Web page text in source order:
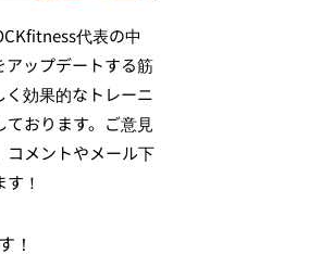
代表の中
アップデートする筋
く効果的なトレーニ
ております。ご意見
コメントやメール下
！
！